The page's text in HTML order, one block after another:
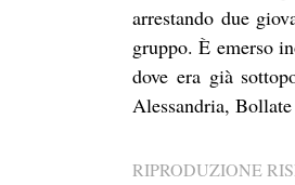
arrestando due
gruppo. È emerso
dove era già
Alessandria,
RIPRODUZIONE